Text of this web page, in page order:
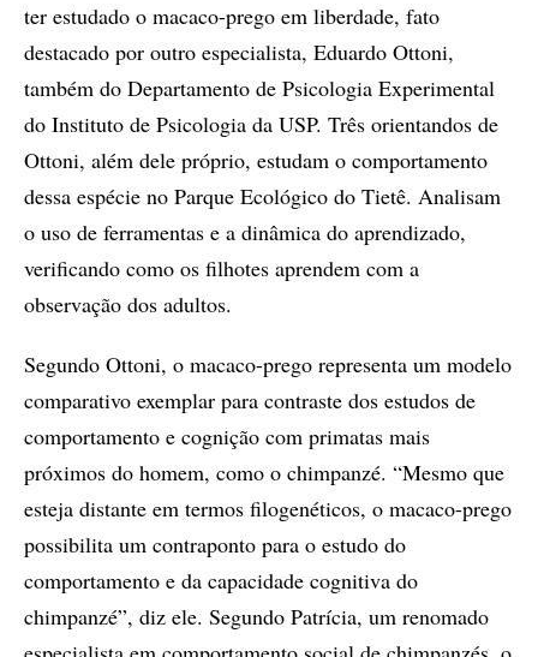
ter estudado o macaco-prego em liberdade, fato
destacado por outro especialista, Eduardo Ottoni,
também do Departamento de Psicologia Experimental
do Instituto de Psicologia da USP. Três orientandos de
Ottoni, além dele próprio, estudam o comportamento
dessa espécie no Parque Ecológico do Tietê. Analisam
o uso de ferramentas e a dinâmica do aprendizado,
verificando como os filhotes aprendem com a
observação dos adultos.
Segundo Ottoni, o macaco-prego representa um modelo
comparativo exemplar para contraste dos estudos de
comportamento e cognição com primatas mais
próximos do homem, como o chimpanzé. “Mesmo que
esteja distante em termos filogenéticos, o macaco-prego
possibilita um contraponto para o estudo do
comportamento e da capacidade cognitiva do
chimpanzé”, diz ele. Segundo Patrícia, um renomado